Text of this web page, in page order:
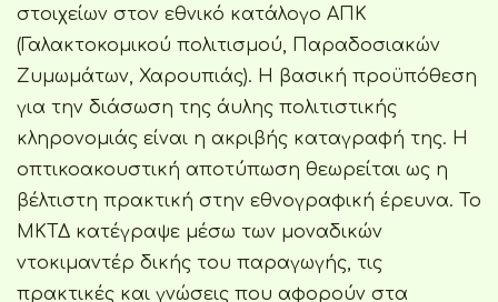
στοιχείων στον εθνικό κατάλογο ΑΠΚ
(Γαλακτοκομικού πολιτισμού, Παραδοσιακών
Ζυμωμάτων, Χαρουπιάς). Η βασική προϋπόθεση
για την διάσωση της άυλης πολιτιστικής
κληρονομιάς είναι η ακριβής καταγραφή της. Η
οπτικοακουστική αποτύπωση θεωρείται ως η
βέλτιστη πρακτική στην εθνογραφική έρευνα. Το
ΜΚΤΔ κατέγραψε μέσω των μοναδικών
ντοκιμαντέρ δικής του παραγωγής, τις
πρακτικές και γνώσεις που αφορούν στα